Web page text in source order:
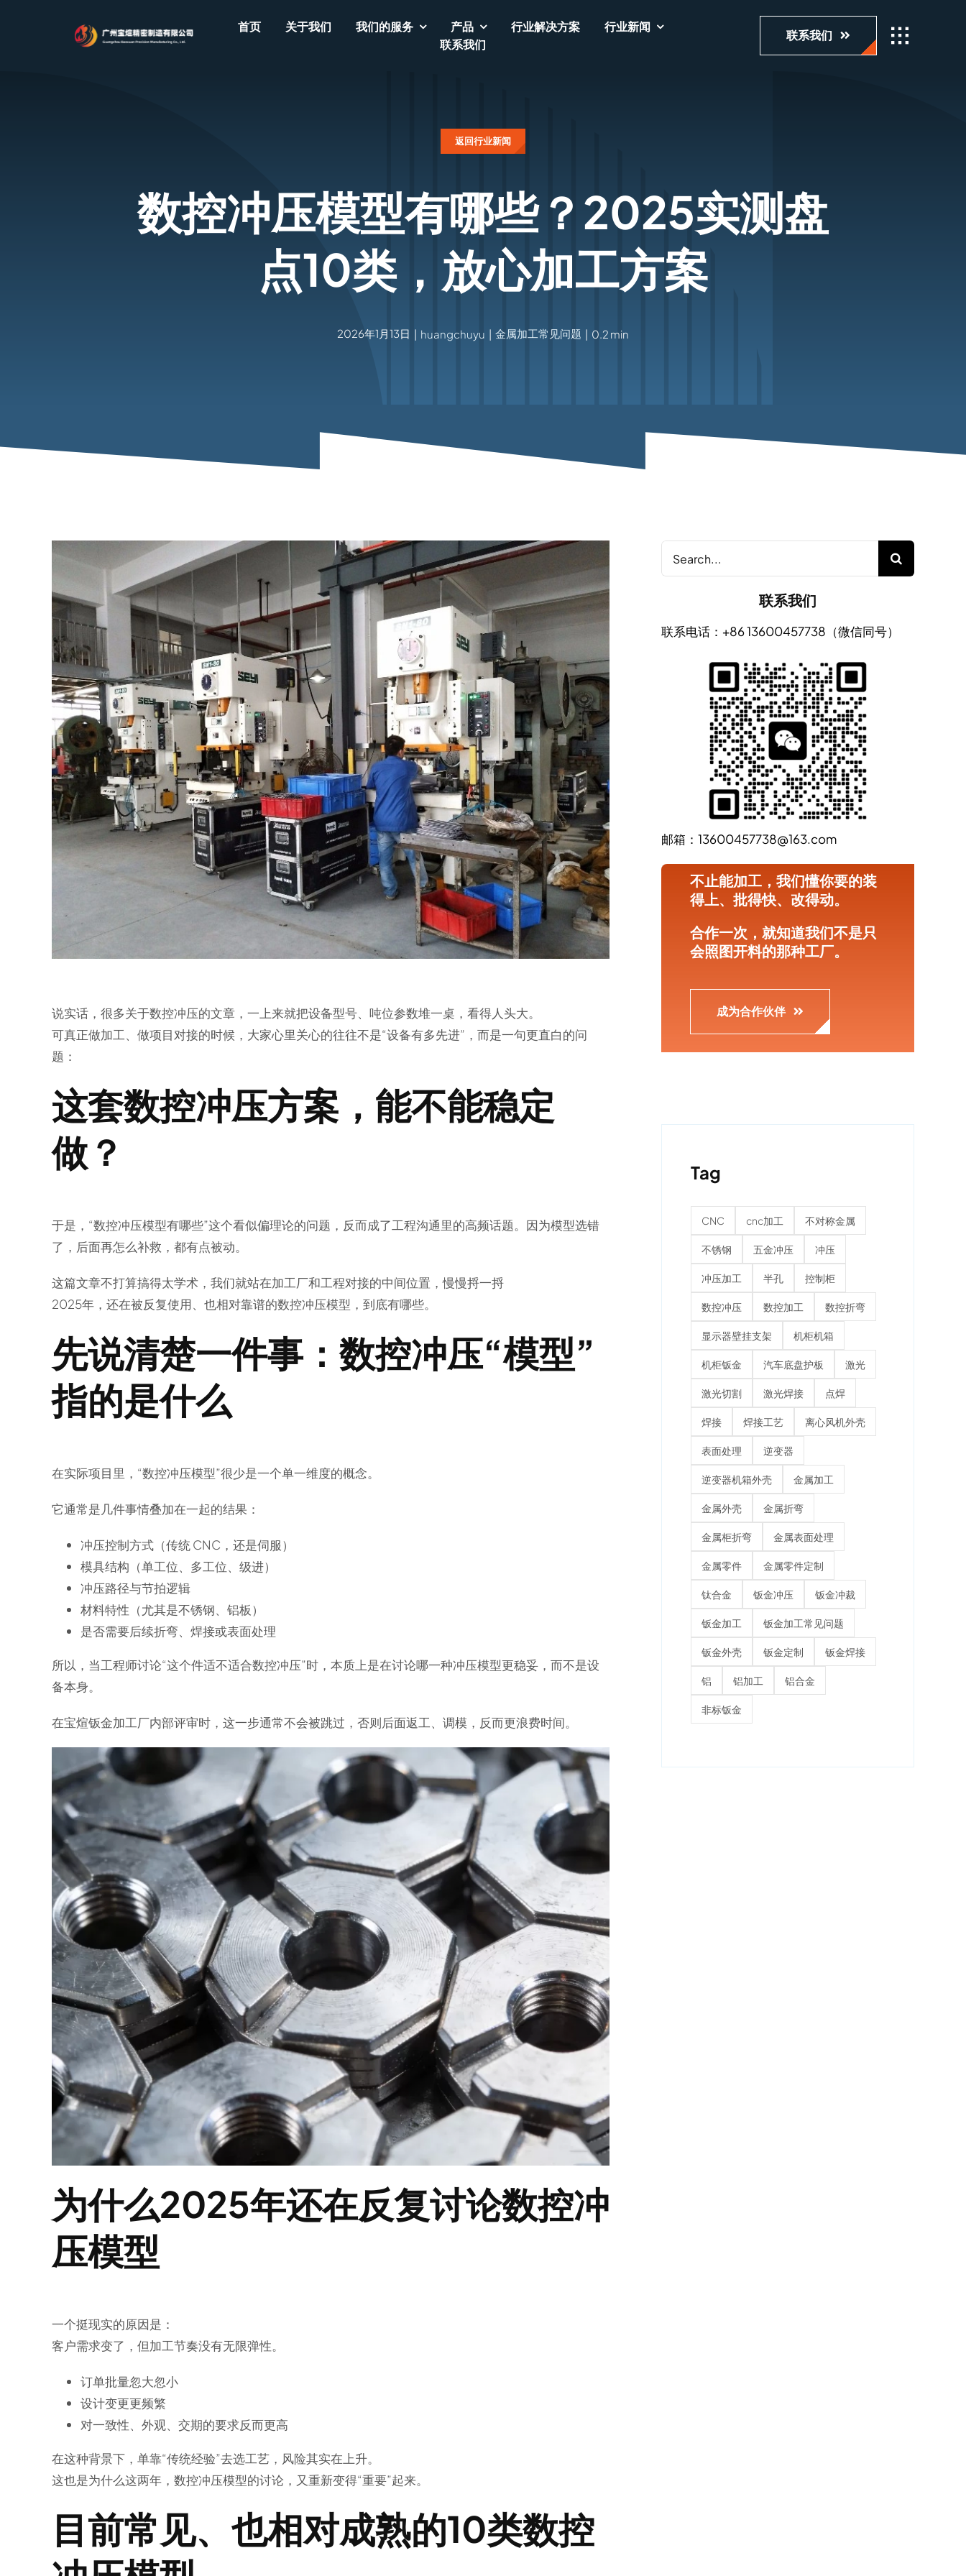
首页 关于我们 我们的服务 产品 行业解决方案
行业新闻
联系我们
联系我们
返回行业新闻
数控冲压模型有哪些？2025实测盘
点10类，放心加工方案
2026年1月13日 | huangchuyu | 金属加工常见问题 | 0.2 min
说实话，很多关于数控冲压的文章，一上来就把设备型号、吨位参数堆一桌，看得人头大。
可真正做加工、做项目对接的时候，大家心里关心的往往不是“设备有多先进”，而是一句更直白的问
题：
这套数控冲压方案，能不能稳定
做？
于是，“数控冲压模型有哪些”这个看似偏理论的问题，反而成了工程沟通里的高频话题。因为模型选错
了，后面再怎么补救，都有点被动。
这篇文章不打算搞得太学术，我们就站在加工厂和工程对接的中间位置，慢慢捋一捋
2025年，还在被反复使用、也相对靠谱的数控冲压模型，到底有哪些。
先说清楚一件事：数控冲压“模型”
指的是什么
在实际项目里，“数控冲压模型”很少是一个单一维度的概念。
它通常是几件事情叠加在一起的结果：
冲压控制方式（传统 CNC，还是伺服）
模具结构（单工位、多工位、级进）
冲压路径与节拍逻辑
材料特性（尤其是不锈钢、铝板）
是否需要后续折弯、焊接或表面处理
所以，当工程师讨论“这个件适不适合数控冲压”时，本质上是在讨论哪一种冲压模型更稳妥，而不是设
备本身。
在宝煊钣金加工厂内部评审时，这一步通常不会被跳过，否则后面返工、调模，反而更浪费时间。
为什么2025年还在反复讨论数控冲
压模型
一个挺现实的原因是：
客户需求变了，但加工节奏没有无限弹性。
订单批量忽大忽小
设计变更更频繁
对一致性、外观、交期的要求反而更高
在这种背景下，单靠“传统经验”去选工艺，风险其实在上升。
这也是为什么这两年，数控冲压模型的讨论，又重新变得“重要”起来。
目前常见、也相对成熟的10类数控
for:
联系我们
联系电话：+86 13600457738（微信同号）
邮箱：13600457738@163.com
不止能加工，我们懂你要的装
得上、批得快、改得动。
合作一次，就知道我们不是只
会照图开料的那种工厂。
成为合作伙伴
Tag
CNC cnc加工 不对称金属
不锈钢 五金冲压 冲压
冲压加工 半孔 控制柜
数控冲压 数控加工 数控折弯
显示器壁挂支架 机柜机箱
机柜钣金 汽车底盘护板 激光
激光切割 激光焊接 点焊
焊接 焊接工艺 离心风机外壳
表面处理 逆变器
逆变器机箱外壳 金属加工
金属外壳 金属折弯
金属柜折弯 金属表面处理
金属零件 金属零件定制
钛合金 钣金冲压 钣金冲裁
钣金加工 钣金加工常见问题
钣金外壳 钣金定制 钣金焊接
铝 铝加工 铝合金
非标钣金